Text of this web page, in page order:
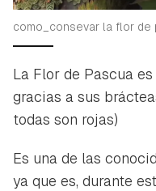
como_consevar la flor de
La Flor de Pascua
gracias a sus
todas son rojas)
Es una de las
ya que es, durante